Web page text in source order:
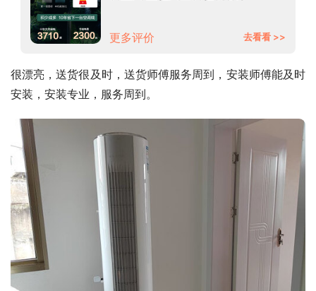
更多评价 去看看 >>
很漂亮，送货很及时，送货师傅服务周到，安装师傅能及时
安装，安装专业，服务周到。